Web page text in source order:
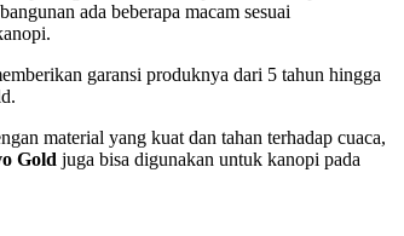
ada beberapa macam sesuai
garansi produknya dari 5 tahun hingga
material yang kuat dan tahan terhadap cuaca,
Gold juga bisa digunakan untuk kanopi pada